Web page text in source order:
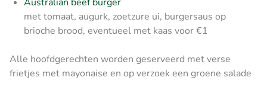
met tomaat, augurk, zoetzure ui, burgersaus op
brioche brood, eventueel met kaas voor €1
Alle hoofdgerechten worden geserveerd met verse
frietjes met mayonaise en op verzoek een groene salade